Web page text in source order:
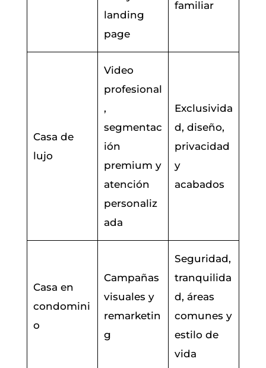
landing
page
familiar
Casa de
lujo
Video
profesional
,
segmentac
ión
premium y
atención
personaliz
ada
Exclusivida
d, diseño,
privacidad
y
acabados
Casa en
condomini
o
Campañas
visuales y
remarketin
g
Seguridad,
tranquilida
d, áreas
comunes y
estilo de
vida